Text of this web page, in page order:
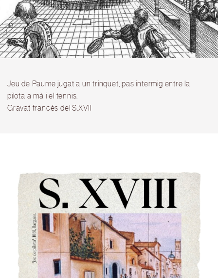
Jeu de Paume jugat a un trinquet, pas intermig entre la
pilota a mà i el tennis.
Gravat francés del S.XVII